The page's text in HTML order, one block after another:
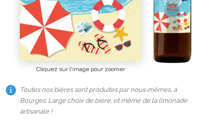
Cliquez sur l'image pour zoomer
Toutes nos bières sont produites par nous-mêmes, à
Bourges. Large choix de bière, et même de la limonade
artisanale !